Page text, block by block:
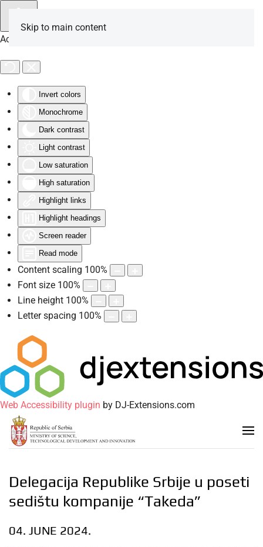
Accessibility Tools
Invert colors
Monochrome
Dark contrast
Light contrast
Low saturation
High saturation
Highlight links
Highlight headings
Screen reader
Read mode
Content scaling 100%
Font size 100%
Line height 100%
Letter spacing 100%
Web Accessibility plugin by DJ-Extensions.com
Skip to main content
Delegacija Republike Srbije u poseti
sedištu kompanije “Takeda”
04. JUNE 2024.